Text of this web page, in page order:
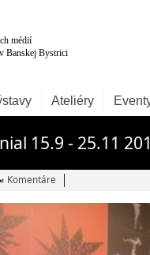
Ateliéry
15.9 - 25.11
Komentáre